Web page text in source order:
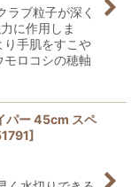
ラブ粒子が深く
に作用しま
り手肌をすこや
ロコシの穂軸
パー 45cm スペ
]